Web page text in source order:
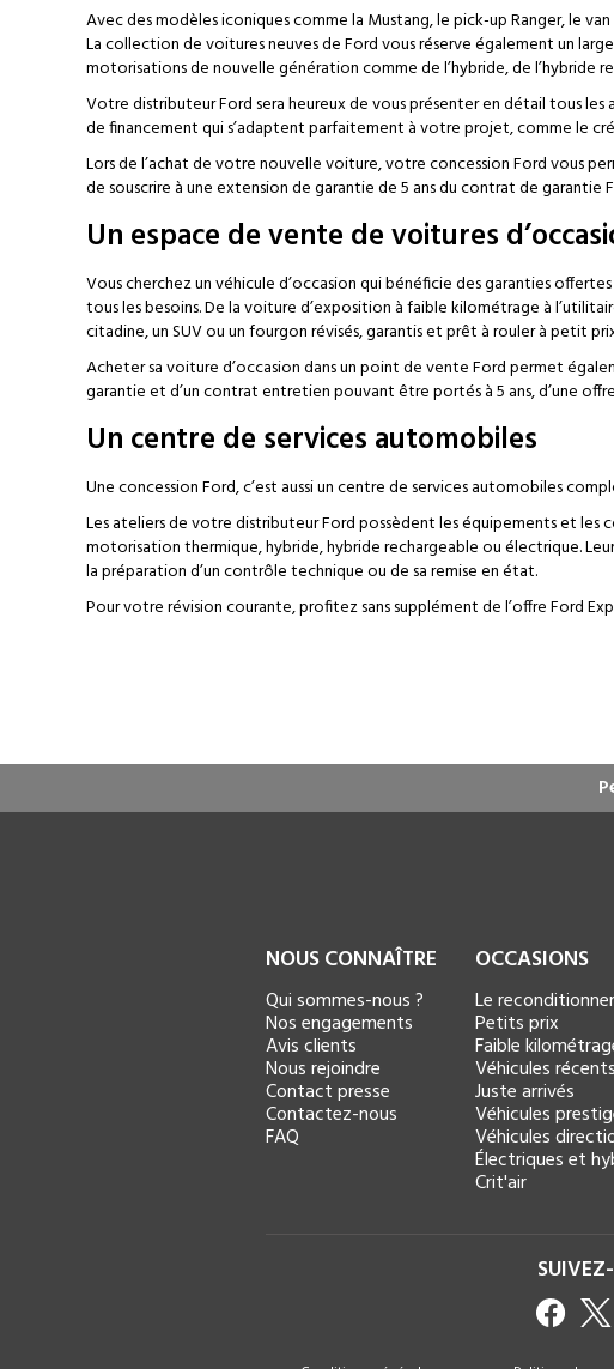
Avec des modèles iconiques comme la Mustang, le pick-up Ranger, le
La collection de voitures neuves de Ford vous réserve également un
motorisations de nouvelle génération comme de l’hybride, de l’hybride
Votre distributeur Ford sera heureux de vous présenter en détail tous
de financement qui s’adaptent parfaitement à votre projet, comme le
Lors de l’achat de votre nouvelle voiture, votre concession Ford vous
de souscrire à une extension de garantie de 5 ans du contrat de
Un espace de vente de voitures
Vous cherchez un véhicule d’occasion qui bénéficie des garanties
tous les besoins. De la voiture d’exposition à faible kilométrage à
citadine, un SUV ou un fourgon révisés, garantis et prêt à rouler à petit
Acheter sa voiture d’occasion dans un point de vente Ford permet
garantie et d’un contrat entretien pouvant être portés à 5 ans, d’une
Un centre de services automobiles
Une concession Ford, c’est aussi un centre de services automobiles
Les ateliers de votre distributeur Ford possèdent les équipements et les
motorisation thermique, hybride, hybride rechargeable ou électrique.
la préparation d’un contrôle technique ou de sa remise en état.
Pour votre révision courante, profitez sans supplément de l’offre Ford
NOUS CONNAÎTRE
Qui sommes-nous ?
Nos engagements
Avis clients
Nous rejoindre
Contact presse
Contactez-nous
FAQ
OCCASIONS
Le
Petits prix
Faible
Véhicules récents
Juste arrivés
Véhicules
Véhicules
Électriques et
Crit'air